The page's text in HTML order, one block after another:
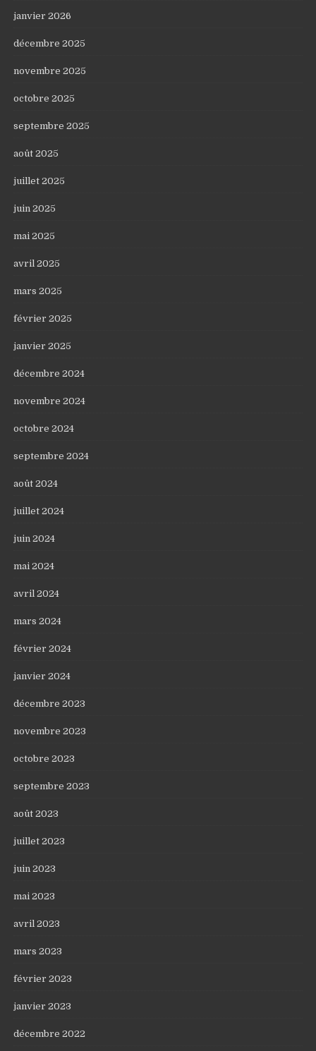
janvier 2026
décembre 2025
novembre 2025
octobre 2025
septembre 2025
août 2025
juillet 2025
juin 2025
mai 2025
avril 2025
mars 2025
février 2025
janvier 2025
décembre 2024
novembre 2024
octobre 2024
septembre 2024
août 2024
juillet 2024
juin 2024
mai 2024
avril 2024
mars 2024
février 2024
janvier 2024
décembre 2023
novembre 2023
octobre 2023
septembre 2023
août 2023
juillet 2023
juin 2023
mai 2023
avril 2023
mars 2023
février 2023
janvier 2023
décembre 2022